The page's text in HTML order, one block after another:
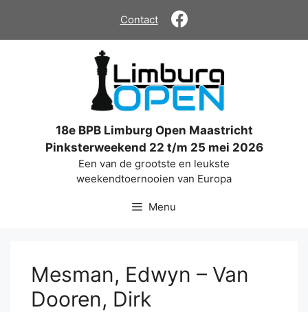
de
Contact
18e BPB Limburg Open Maastricht
Pinksterweekend 22 t/m 25 mei 2026
Een van de grootste en leukste
weekendtoernooien van Europa
Menu
Mesman, Edwyn – Van
Dooren, Dirk